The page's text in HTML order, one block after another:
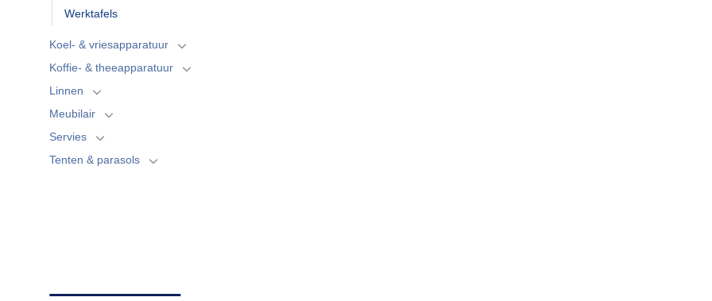
Werktafels
Koel- & vriesapparatuur
Koffie- & theeapparatuur
Linnen
Meubilair
Servies
Tenten & parasols